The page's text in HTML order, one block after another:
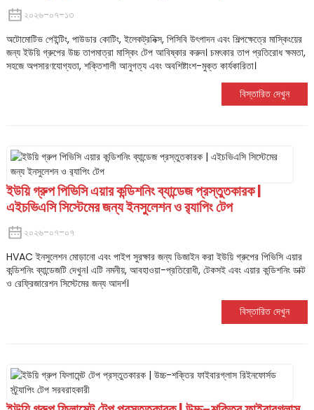
২০২৬-০৭-১৩
অটোমোটিভ পেইন্টিং, পাউডার কোটিং, ইলেকট্রনিক্স, পিসিবি উৎপাদন এবং শিল্পক্ষেত্রে মাস্কিংয়ের
জন্য ইউয়ি গ্রুপের উচ্চ তাপমাত্রা মাস্কিং টেপ আবিষ্কার করুন। চমৎকার তাপ প্রতিরোধ ক্ষমতা,
সহজে অপসারণযোগ্যতা, শক্তিশালী আনুগত্য এবং অবশিষ্টাংশ-মুক্ত কার্যকারিতা।
বিস্তারিত দেখুন
ইউয়ি গ্রুপ পিভিসি এয়ার কন্ডিশনিং ব্যান্ডেজ প্রস্তুতকারক |
এইচভিএসি সিস্টেমের জন্য ইনসুলেশন ও র‍্যাপিং টেপ
২০২৬-০৭-০৭
HVAC ইনসুলেশন মোড়ানো এবং পাইপ সুরক্ষার জন্য ডিজাইন করা ইউয়ি গ্রুপের পিভিসি এয়ার
কন্ডিশনিং ব্যান্ডেজটি দেখুন। এটি নমনীয়, আবহাওয়া-প্রতিরোধী, টেকসই এবং এয়ার কন্ডিশনিং ডাক্ট
ও রেফ্রিজারেশন সিস্টেমের জন্য আদর্শ।
বিস্তারিত দেখুন